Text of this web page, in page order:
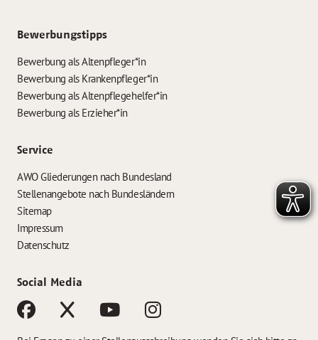
Bewerbungstipps
Bewerbung als Altenpfleger*in
Bewerbung als Krankenpfleger*in
Bewerbung als Altenpflegehelfer*in
Bewerbung als Erzieher*in
Service
AWO Gliederungen nach Bundesland
Stellenangebote nach Bundesländern
Sitemap
Impressum
Datenschutz
Social Media